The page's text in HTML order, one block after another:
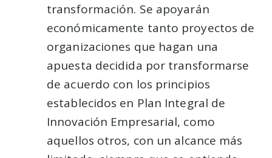
transformación. Se apoyarán
económicamente tanto proyectos de
organizaciones que hagan una
apuesta decidida por transformarse
de acuerdo con los principios
establecidos en Plan Integral de
Innovación Empresarial, como
aquellos otros, con un alcance más